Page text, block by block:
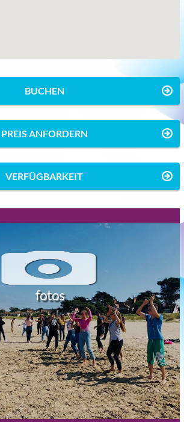
BUCHEN
PREIS ANFORDERN
VERFÜGBARKEIT
fotos